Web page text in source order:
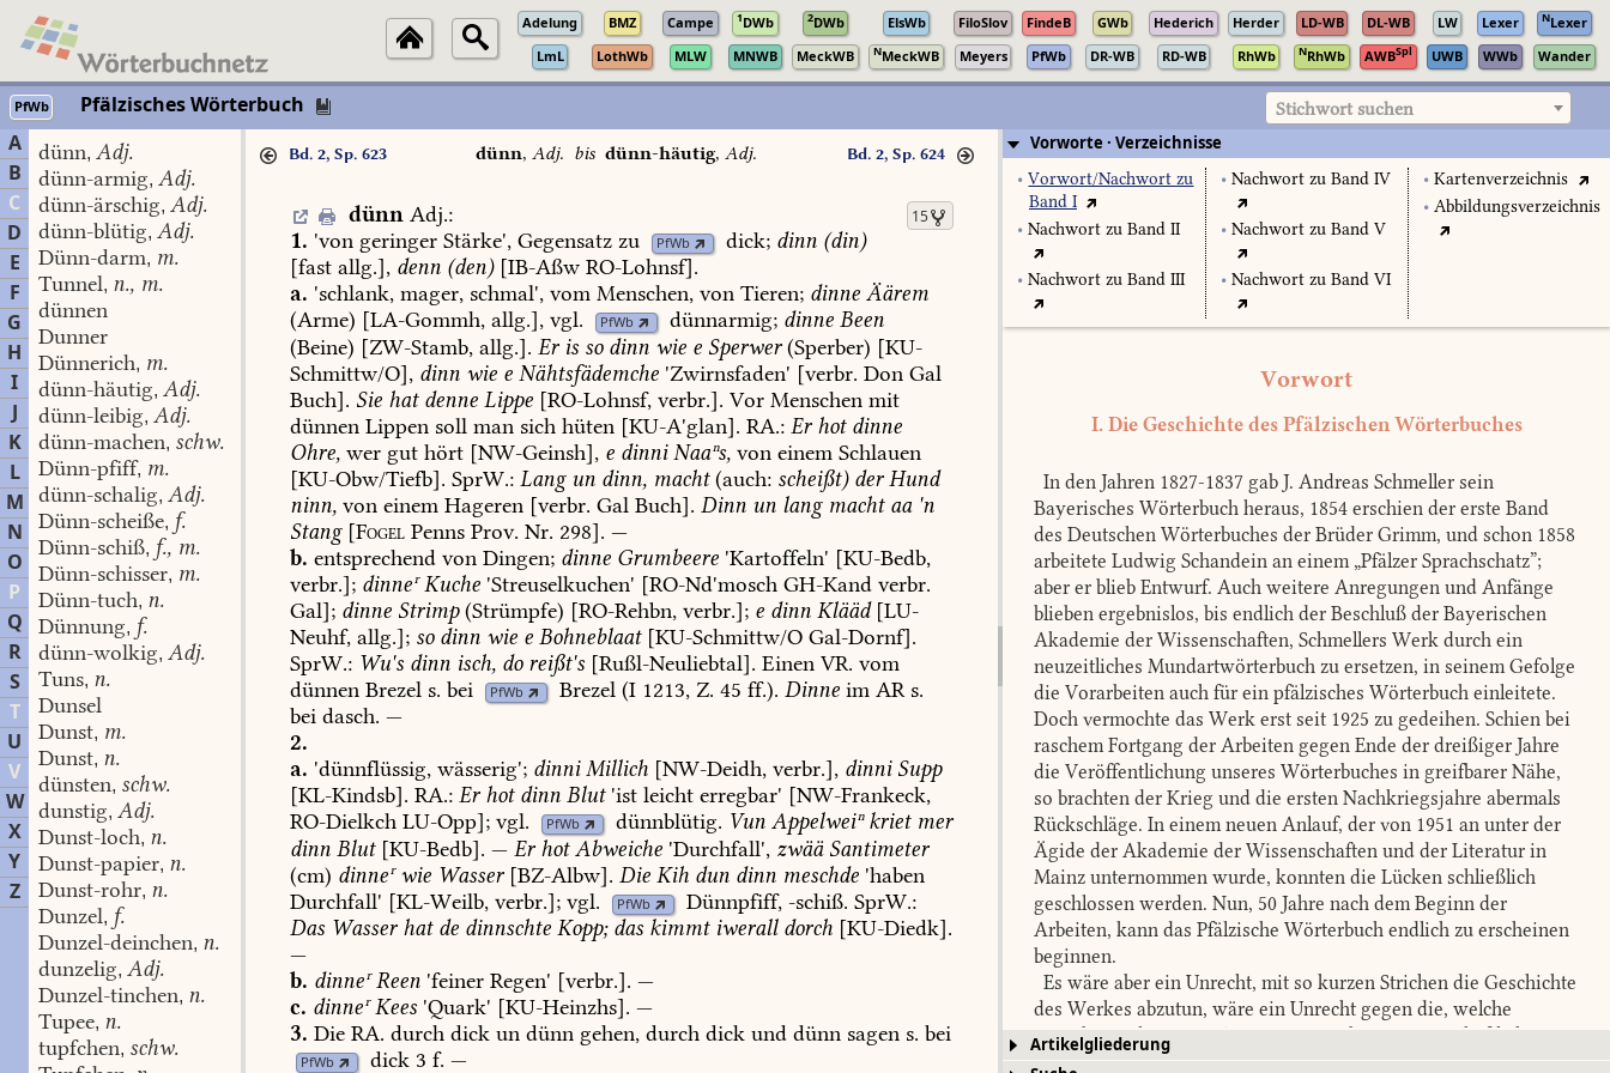
Adelung BMZ Campe 1DWb 2DWb ElsWb FiloSlov FindeB GWb Hederich Herder LD-WB DL-WB LW Lexer NLexer
LmL
LothWb MLW MNWB MeckWB NMeckWB Meyers PfWb DR-WB RD-WB RhWb NRhWb AWBSpl UWB WWb Wander
PfWb Pfälzisches Wörterbuch Stichwort suchen
A
B
C
D
E
F
G
H
I
J
K
L
M
N
O
P
Q
R
S
T
U
V
W
X
Y
Z
dünn, Adj.
dünn-armig, Adj.
dünn-ärschig, Adj.
dünn-blütig, Adj.
Dünn-darm, m.
Tunnel, n., m.
dünnen
Dunner
Dünnerich, m.
dünn-häutig, Adj.
dünn-leibig, Adj.
dünn-machen, schw.
Dünn-pfiff, m.
dünn-schalig, Adj.
Dünn-scheiße, f.
Dünn-schiß, f., m.
Dünn-schisser, m.
Dünn-tuch, n.
Dünnung, f.
dünn-wolkig, Adj.
Tuns, n.
Dunsel
Dunst, m.
Dunst, n.
dünsten, schw.
dunstig, Adj.
Dunst-loch, n.
Dunst-papier, n.
Dunst-rohr, n.
Dunzel, f.
Dunzel-deinchen, n.
dunzelig, Adj.
Dunzel-tinchen, n.
Tupee, n.
tupfchen, schw.
Bd. 2, Sp. 623 dünn, Adj. bis dünn-häutig, Adj. Bd. 2, Sp. 624
15
dünn Adj.:
1. 'von geringer Stärke', Gegensatz zu PfWb dick; dinn (din)
[fast allg.], denn (den)[IB-Aßw RO-Lohnsf].
a. 'schlank, mager, schmal', vom Menschen, von Tieren; dinne Äärem
(Arme) [LA-Gommh, allg.], vgl. PfWb dünnarmig; dinne Been
(Beine) [ZW-Stamb, allg.]. Eris sodinn wie e Sperwer(Sperber) [KU-
Schmittw/O], dinn wie e Nähtsfädemche 'Zwirnsfaden' [verbr. Don Gal
Buch]. Sie hatdenne Lippe [RO-Lohnsf, verbr.]. Vor Menschen mit
dünnen Lippen soll man sich hüten [KU-A'glan]. RA.: Erhotdinne
Ohre, wer gut hört [NW-Geinsh], e dinniNaaⁿs, von einem Schlauen
[KU-Obw/Tiefb]. SprW.: Langun dinn, macht(auch: scheißt)derHund
ninn, von einem Hageren [verbr. Gal Buch]. Dinn un langmachtaa'n
Stang[Fogel Penns Prov. Nr. 298]. —
b. entsprechend von Dingen; dinne Grumbeere 'Kartoffeln' [KU-Bedb,
verbr.]; dinneʳKuche 'Streuselkuchen' [RO-Nd'mosch GH-Kand verbr.
Gal]; dinne Strimp(Strümpfe) [RO-Rehbn, verbr.]; e dinn Klääd[LU-
Neuhf, allg.]; sodinn wie e Bohneblaat[KU-Schmittw/O Gal-Dornf].
SprW.: Wu's dinn isch, doreißt's [Rußl-Neuliebtal]. Einen VR. vom
dünnen Brezel s. bei PfWb Brezel (I 1213, Z. 45 ff.). Dinne im AR s.
bei dasch. —
2.
a. 'dünnflüssig, wässerig'; dinniMillich [NW-Deidh, verbr.], dinniSupp
[KL-Kindsb]. RA.: Erhotdinn Blut'ist leicht erregbar' [NW-Frankeck,
RO-Dielkch LU-Opp]; vgl. PfWb dünnblütig. Vun Appelweiⁿkrietmer
dinn Blut[KU-Bedb]. — ErhotAbweiche 'Durchfall', zwääSantimeter
(cm) dinneʳwie Wasser[BZ-Albw]. Die Kih dun dinn meschde 'haben
Durchfall' [KL-Weilb, verbr.]; vgl. PfWb Dünnpfiff, -schiß. SprW.:
Das Wasserhatde dinnschte Kopp;das kimmtiweralldorch [KU-Diedk].
—
b. dinneʳReen 'feiner Regen' [verbr.]. —
c. dinneʳ Kees 'Quark' [KU-Heinzhs]. —
3. Die RA. durch dick un dünn gehen, durch dick und dünn sagen s. bei
PfWb dick 3 f. —
Vorworte · Verzeichnisse
• Vorwort/Nachwort zu
Band I
• Nachwort zu Band II
• Nachwort zu Band III
• Nachwort zu Band IV
• Nachwort zu Band V
• Nachwort zu Band VI
• Kartenverzeichnis
• Abbildungsverzeichnis
Vorwort
I. Die Geschichte des Pfälzischen Wörterbuches
In den Jahren 1827-1837 gab J. Andreas Schmeller sein
Bayerisches Wörterbuch heraus, 1854 erschien der erste Band
des Deutschen Wörterbuches der Brüder Grimm, und schon 1858
arbeitete Ludwig Schandein an einem „Pfälzer Sprachschatz”;
aber er blieb Entwurf. Auch weitere Anregungen und Anfänge
blieben ergebnislos, bis endlich der Beschluß der Bayerischen
Akademie der Wissenschaften, Schmellers Werk durch ein
neuzeitliches Mundartwörterbuch zu ersetzen, in seinem Gefolge
die Vorarbeiten auch für ein pfälzisches Wörterbuch einleitete.
Doch vermochte das Werk erst seit 1925 zu gedeihen. Schien bei
raschem Fortgang der Arbeiten gegen Ende der dreißiger Jahre
die Veröffentlichung unseres Wörterbuches in greifbarer Nähe,
so brachten der Krieg und die ersten Nachkriegsjahre abermals
Rückschläge. In einem neuen Anlauf, der von 1951 an unter der
Ägide der Akademie der Wissenschaften und der Literatur in
Mainz unternommen wurde, konnten die Lücken schließlich
geschlossen werden. Nun, 50 Jahre nach dem Beginn der
Arbeiten, kann das Pfälzische Wörterbuch endlich zu erscheinen
beginnen.
Es wäre aber ein Unrecht, mit so kurzen Strichen die Geschichte
des Werkes abzutun, wäre ein Unrecht gegen die, welche
Vorarbeiten leisteten, Anregungen gaben, wissenschaftliche
Grundlagen schufen, und erst recht gegen die früheren und
Artikelgliederung